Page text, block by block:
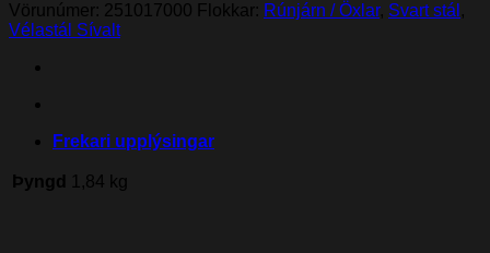
Vörunúmer: 251017000 Flokkar: Rúnjárn / Öxlar, Svart stál ,
Vélastál Sívalt
Frekari upplýsingar
Þyngd 1,84 kg